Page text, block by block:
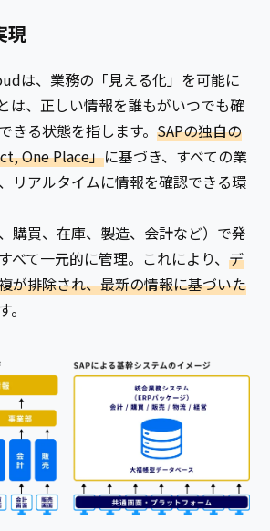
現
は、業務の「見える化」を可能に
は、正しい情報を誰もがいつでも確
きる状態を指します。SAPの独自の
One Place」に基づき、すべての業
リアルタイムに情報を確認できる環
購買、在庫、製造、会計など）で発
べて一元的に管理。これにより、デ
が排除され、最新の情報に基づいた
。